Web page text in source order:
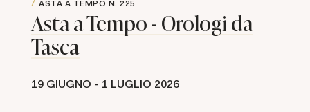
ASTA A TEMPO N. 225
Asta a Tempo - Orologi da
Tasca
19 GIUGNO - 1 LUGLIO 2026